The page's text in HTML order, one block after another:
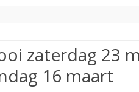
zaterdag 23
16 maart